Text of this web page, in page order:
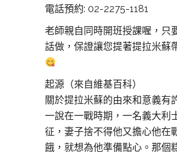
電話預約: 02-2275-1181
老師親自同時開班授課喔，只
話做，保證讓您提著提拉米蘇
起源（來自維基百科）
關於提拉米蘇的由來和意義有
一說在一戰時期，一名義大利
征，妻子捨不得他又擔心他在
餓，就想為他準備點心。那個